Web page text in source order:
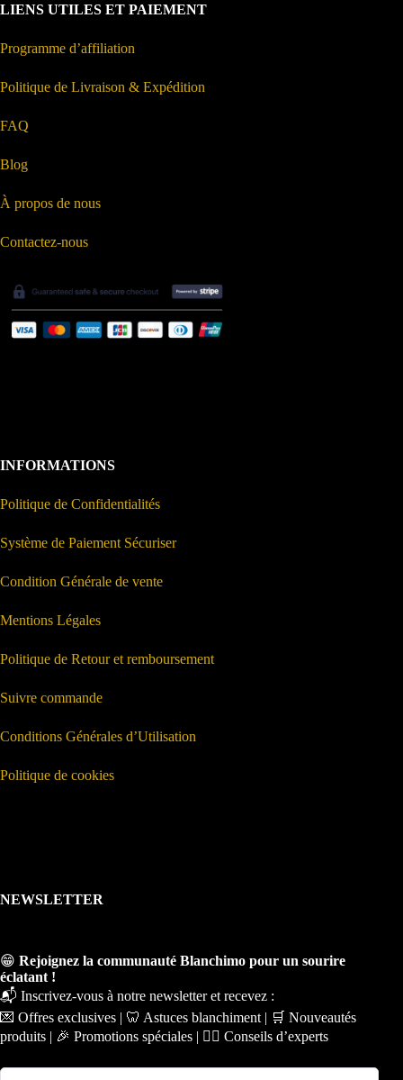
LIENS UTILES ET PAIEMENT
Programme d’affiliation
Politique de Livraison & Expédition
FAQ
Blog
À propos de nous
Contactez-nous
INFORMATIONS
Politique de Confidentialités
Système de Paiement Sécuriser
Condition Générale de vente
Mentions Légales
Politique de Retour et remboursement
Suivre commande
Conditions Générales d’Utilisation
Politique de cookies
NEWSLETTER
😁 Rejoignez la communauté Blanchimo pour un sourire
éclatant !
📬 Inscrivez-vous à notre newsletter et recevez :
💌 Offres exclusives | 🦷 Astuces blanchiment | 🛒 Nouveautés
produits | 🎉 Promotions spéciales | 🧑‍⚕️ Conseils d’experts